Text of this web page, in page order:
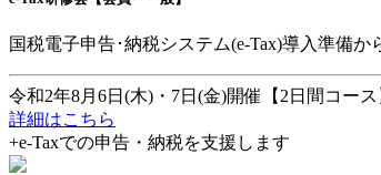
国税電子申告･納税システム(e-Tax)導入準備
令和2年8月6日(木)・7日(金)開催【2日間コース
詳細はこちら
+e-Taxでの申告・納税を支援します